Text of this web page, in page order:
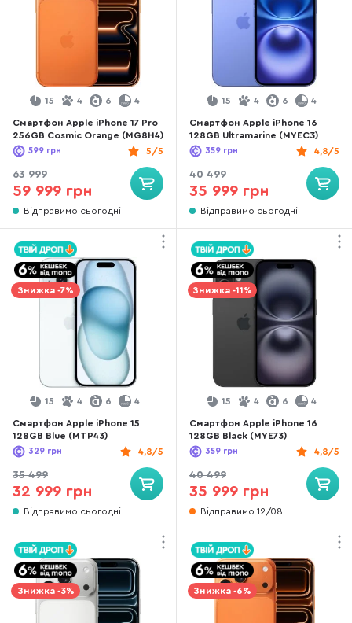
15 4 6 4
Смартфон Apple iPhone 17 Pro
256GB Cosmic Orange (MG8H4)
5/5
599 грн
63 999
59 999 грн
Відправимо сьогодні
15 4 6 4
Смартфон Apple iPhone 16
128GB Ultramarine (MYEC3)
4,8/5
359 грн
40 499
35 999 грн
Відправимо сьогодні
Знижка -7%
15 4 6 4
Смартфон Apple iPhone 15
128GB Blue (MTP43)
4,8/5
329 грн
35 499
32 999 грн
Відправимо сьогодні
Знижка -11%
15 4 6 4
Смартфон Apple iPhone 16
128GB Black (MYE73)
4,8/5
359 грн
40 499
35 999 грн
Відправимо 12/08
Знижка -3% Знижка -6%